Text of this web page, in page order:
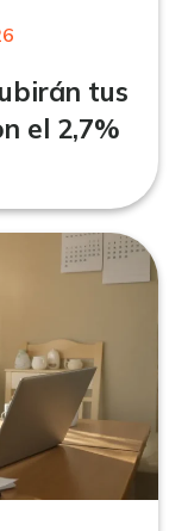
tus
el 2,7%